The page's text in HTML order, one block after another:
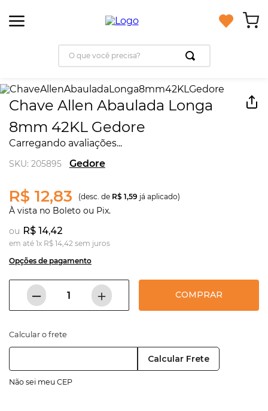
Chave Allen Abaulada Longa
8mm 42KL Gedore
Carregando avaliações...
SKU: 205895 Gedore
R$ 12,83 (desc. de R$ 1,59 já aplicado)
À vista no Boleto ou Pix.
ou R$ 14,42
em até 1x R$ 14,42 sem juros
Opções de pagamento
＋
－ COMPRAR
Calcular o frete
Calcular Frete
Não sei meu CEP